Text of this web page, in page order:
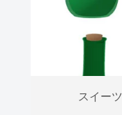
スイーツ